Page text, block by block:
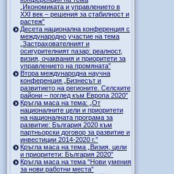
„Икономиката и управлението в
ХХI век – решения за стабилност и
растеж”
Десета национална конференция с
международно участие на тема
„Застрахователният и
осигурителният пазар: реалност,
визия, очаквания и приоритети за
управлението на промяната”
Втора международна научна
конференция „Бизнесът и
развитието на регионите. Селските
райони – поглед към Европа 2020”
Кръгла маса на тема: „От
националните цели и приоритети
на националната програма за
развитие: България 2020 към
партньорски договор за развитие и
инвестиции 2014-2020 г.”
Кръгла маса на тема „Визия, цели
и приоритети: България 2020”
Кръгла маса на тема “Нови умения
за нови работни места”